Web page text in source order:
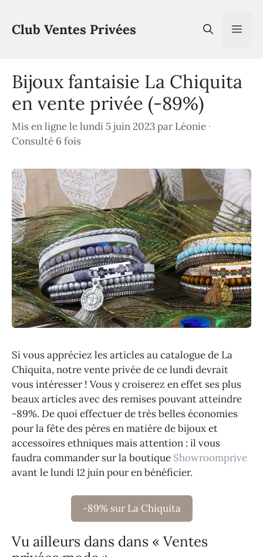
contenu
Club Ventes Privées
Bijoux fantaisie La Chiquita
en vente privée (-89%)
Mis en ligne le lundi 5 juin 2023parLéonie ·
Consulté 6 fois
Si vous appréciez les articles au catalogue de La
Chiquita, notre vente privée de ce lundi devrait
vous intéresser ! Vous y croiserez en effet ses plus
beaux articles avec des remises pouvant atteindre
-89%. De quoi effectuer de très belles économies
pour la fête des pères en matière de bijoux et
accessoires ethniques mais attention : il vous
faudra commander sur la boutique Showroomprive
avant le lundi 12 juin pour en bénéficier.
-89% sur La Chiquita
Vu ailleurs dans dans « Ventes